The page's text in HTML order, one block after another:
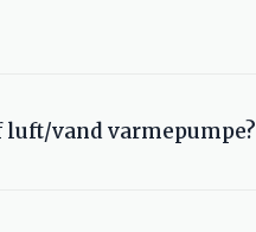
vand varmepumpe?